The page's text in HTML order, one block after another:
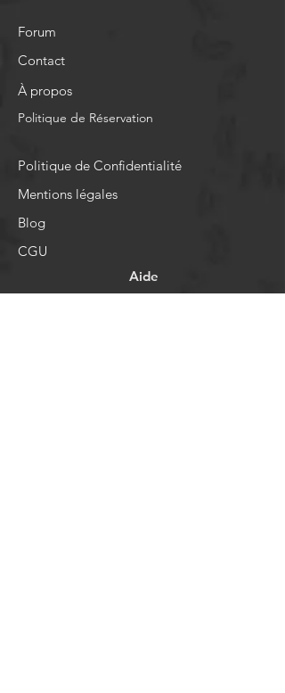
Forum
Contact
À propos
Politique de Réservation
Politique de Confidentialité
Mentions légales
Blog
CGU
Aide